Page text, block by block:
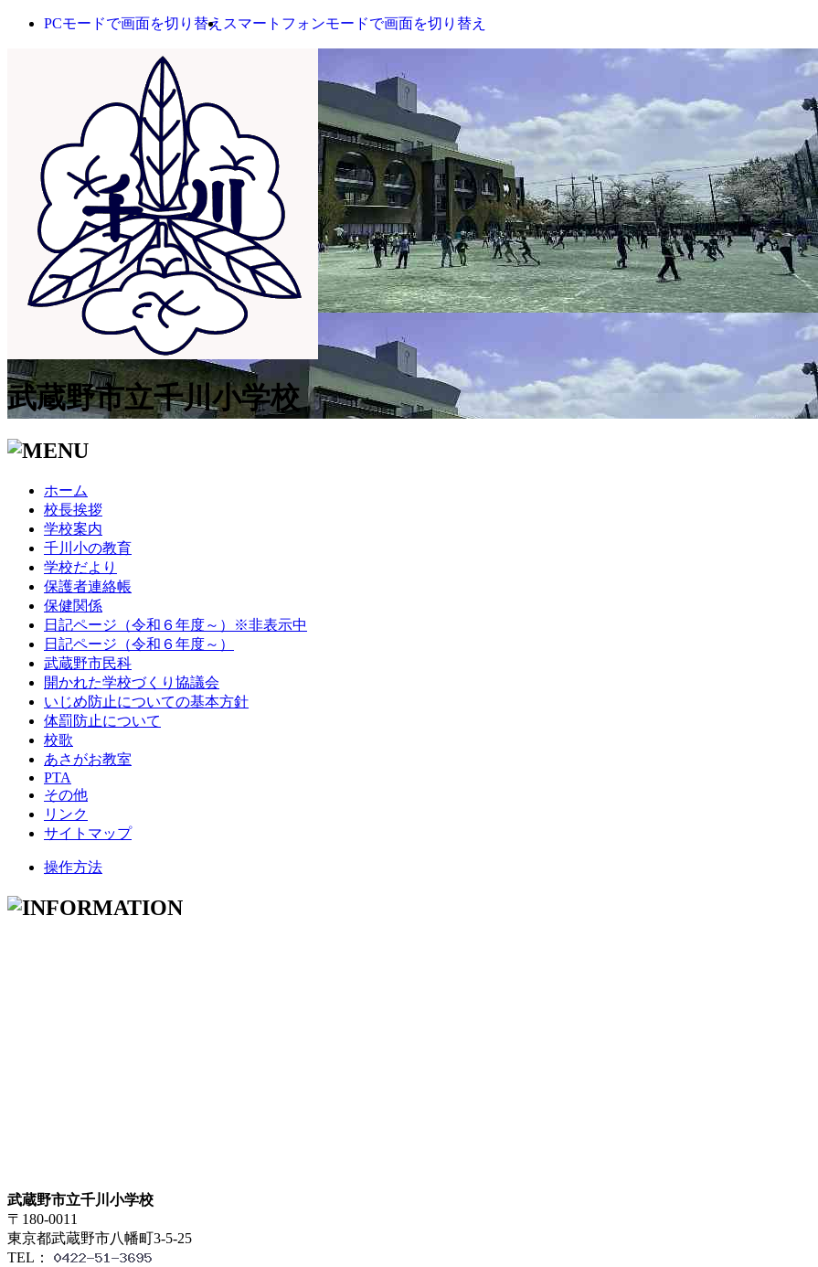
PCモードで画面を切り替え スマートフォンモードで画面を切り替え
武蔵野市立千川小学校
ホーム
校長挨拶
学校案内
千川小の教育
学校だより
保護者連絡帳
保健関係
日記ページ（令和６年度～）※非表示中
日記ページ（令和６年度～）
武蔵野市民科
開かれた学校づくり協議会
いじめ防止についての基本方針
体罰防止について
校歌
あさがお教室
PTA
その他
リンク
サイトマップ
操作方法
武蔵野市立千川小学校
〒180-0011
東京都武蔵野市八幡町3-5-25
TEL：